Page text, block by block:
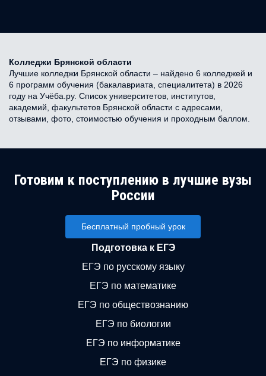
Колледжи Брянской области
Лучшие колледжи Брянской области – найдено 6 колледжей и
6 программ обучения (бакалавриата, специалитета) в 2026
году на Учёба.ру. Список университетов, институтов,
академий, факультетов Брянской области с адресами,
отзывами, фото, стоимостью обучения и проходным баллом.
Готовим к поступлению в лучшие вузы
России
Бесплатный пробный урок
Подготовка к ЕГЭ
ЕГЭ по русскому языку
ЕГЭ по математике
ЕГЭ по обществознанию
ЕГЭ по биологии
ЕГЭ по информатике
ЕГЭ по физике